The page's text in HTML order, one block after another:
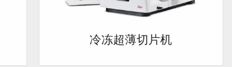
冷冻超薄切片机